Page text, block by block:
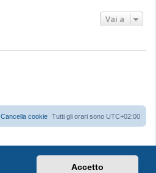
Accetto
Vai a
Tutti gli orari sono UTC+02:00
Cancella cookie